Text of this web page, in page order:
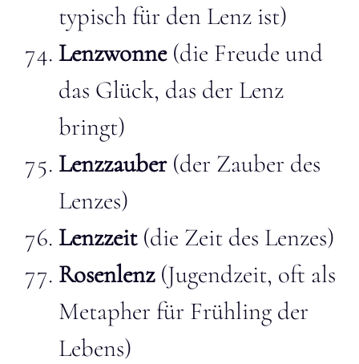
typisch für den Lenz ist)
Lenzwonne(die Freude und
das Glück, das der Lenz
bringt)
Lenzzauber(der Zauber des
Lenzes)
Lenzzeit(die Zeit des Lenzes)
Rosenlenz(Jugendzeit, oft als
Metapher für Frühling der
Lebens)